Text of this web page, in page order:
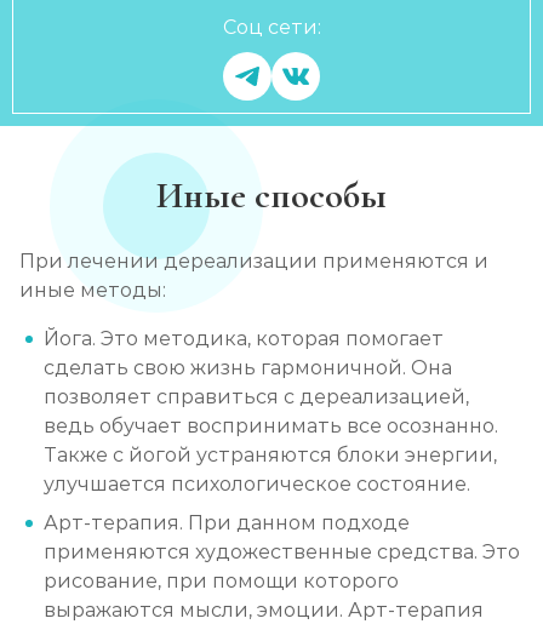
Соц сети:
Иные способы
При лечении дереализации применяются и
иные методы:
Йога. Это методика, которая помогает
сделать свою жизнь гармоничной. Она
позволяет справиться с дереализацией,
ведь обучает воспринимать все осознанно.
Также с йогой устраняются блоки энергии,
улучшается психологическое состояние.
Арт-терапия. При данном подходе
применяются художественные средства. Это
рисование, при помощи которого
выражаются мысли, эмоции. Арт-терапия